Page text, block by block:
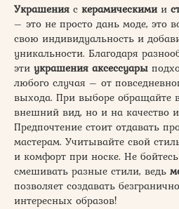
Украшения с керамическимии
– это не просто дань моде, это
свою индивидуальность и
уникальности. Благодаря
эти украшения аксессуары
любого случая – от
выхода. При выборе обращайте
внешний вид, но и на качество
Предпочтение стоит отдавать
мастерам. Учитывайте свой
и комфорт при носке. Не
смешивать разные стили, ведь
позволяет создавать
интересных образов!